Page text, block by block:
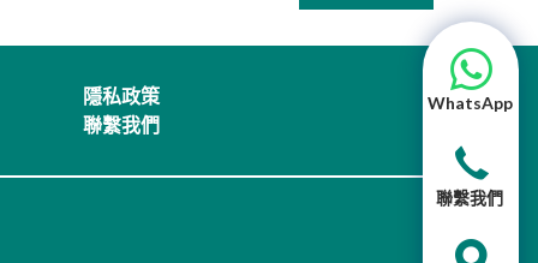
隱私政策
聯繫我們
WhatsApp
聯繫我們